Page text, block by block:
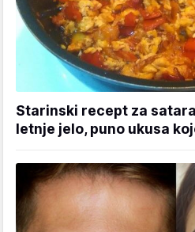
Starinski recept za
letnje jelo, puno ukusa